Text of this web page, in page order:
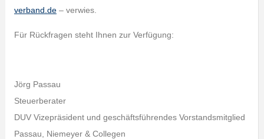
verband.de– verwies.
Für Rückfragen steht Ihnen zur Verfügung:
Jörg Passau
Steuerberater
DUV Vizepräsident und geschäftsführendes Vorstandsmitglied
Passau, Niemeyer & Collegen